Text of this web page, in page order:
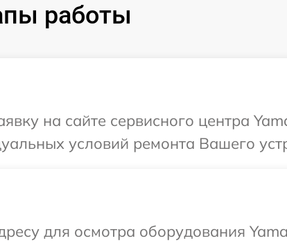
работы
на сайте сервисного центра
условий ремонта Вашего
для осмотра оборудования